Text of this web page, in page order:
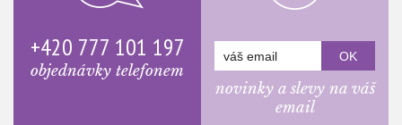
+420 777 101 197
objednávky telefonem
novinky a slevy na váš
email